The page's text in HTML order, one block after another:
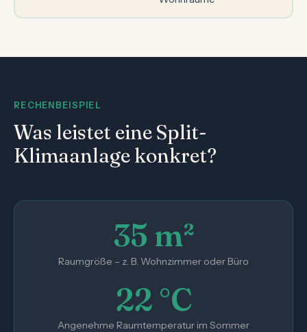
RECHENBEISPIEL
Was leistet eine Split-
Klimaanlage konkret?
35 m²
Raumgröße – z. B. Wohnzimmer oder Büro
22 °C
Angenehme Raumtemperatur im Sommer